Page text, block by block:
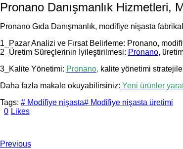
Pronano Danışmanlık Hizmetleri,
Pronano Gıda Danışmanlık, modifiye nişasta
1_Pazar Analizi ve Fırsat Belirleme: Pronano,
2_Üretim Süreçlerinin İyileştirilmesi: Pronano,
3_Kalite Yönetimi: Pronano, kalite yönetimi
Daha fazla makale okuyabilirsiniz: Yeni ürünler
Tags: # Modifiye nişasta# Modifiye nişasta üretimi
0 Likes
Previous